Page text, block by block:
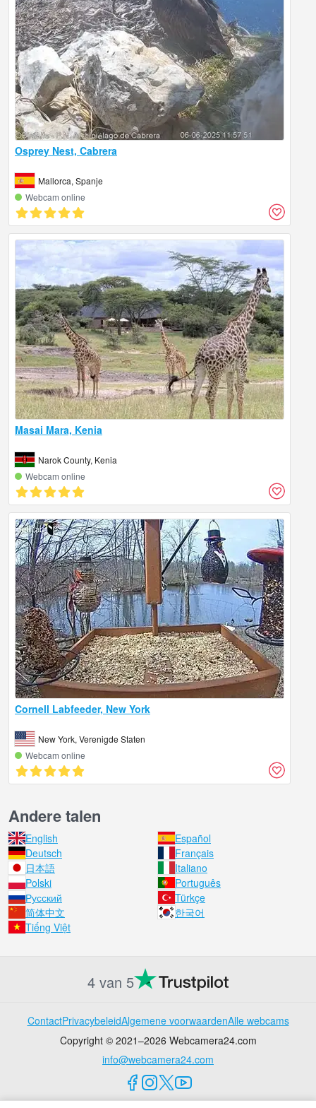
Osprey Nest, Cabrera
Mallorca, Spanje
Webcam online
Masai Mara, Kenia
Narok County, Kenia
Webcam online
Cornell Labfeeder, New York
New York, Verenigde Staten
Webcam online
Andere talen
English
Español
Deutsch
Français
日本語
Italiano
Polski
Português
Русский
Türkçe
简体中文
한국어
Tiếng Việt
4 van 5
ContactPrivacybeleidAlgemene voorwaardenAlle webcams
Copyright © 2021–2026 Webcamera24.com
info@webcamera24.com